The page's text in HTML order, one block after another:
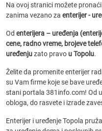
Na ovoj stranici možete pronaći
zanima vezano za enterijer -
Od enterijera – uređenja
cene, radno vreme, brojeve
uređenjuzato pravo u Topolu.
Želite da promenite enterijer
su Vam firme koje se bave
stani portala 381info.com! Od
obloga, do rasvete i izrade
Enterijer i uređenje Topola